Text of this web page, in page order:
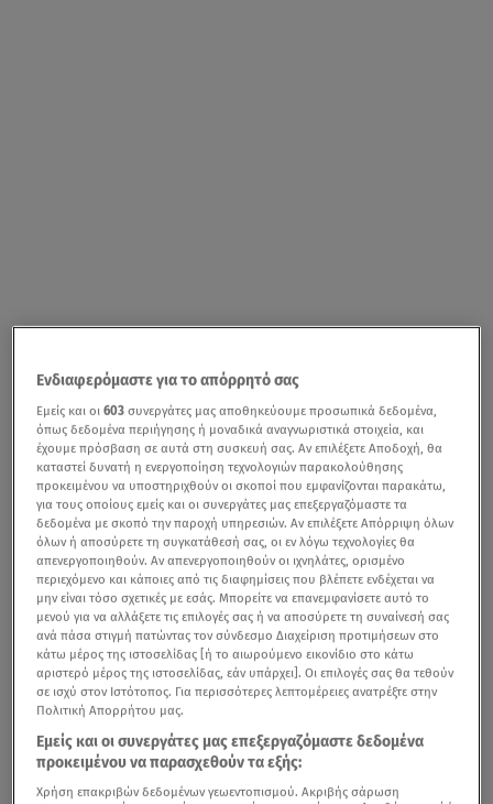
Ενδιαφερόμαστε για το απόρρητό σας
Εμείς και οι603 συνεργάτες μας αποθηκεύουμε προσωπικά δεδομένα,
όπως δεδομένα περιήγησης ή μοναδικά αναγνωριστικά στοιχεία, και
έχουμε πρόσβαση σε αυτά στη συσκευή σας. Αν επιλέξετε Αποδοχή, θα
καταστεί δυνατή η ενεργοποίηση τεχνολογιών παρακολούθησης
προκειμένου να υποστηριχθούν οι σκοποί που εμφανίζονται παρακάτω,
για τους οποίους εμείς και οι συνεργάτες μας επεξεργαζόμαστε τα
δεδομένα με σκοπό την παροχή υπηρεσιών. Αν επιλέξετε Απόρριψη όλων
όλων ή αποσύρετε τη συγκατάθεσή σας, οι εν λόγω τεχνολογίες θα
απενεργοποιηθούν. Αν απενεργοποιηθούν οι ιχνηλάτες, ορισμένο
περιεχόμενο και κάποιες από τις διαφημίσεις που βλέπετε ενδέχεται να
μην είναι τόσο σχετικές με εσάς. Μπορείτε να επανεμφανίσετε αυτό το
μενού για να αλλάξετε τις επιλογές σας ή να αποσύρετε τη συναίνεσή σας
ανά πάσα στιγμή πατώντας τον σύνδεσμο Διαχείριση προτιμήσεων στο
κάτω μέρος της ιστοσελίδας [ή το αιωρούμενο εικονίδιο στο κάτω
αριστερό μέρος της ιστοσελίδας, εάν υπάρχει]. Οι επιλογές σας θα τεθούν
σε ισχύ στον Ιστότοπος. Για περισσότερες λεπτομέρειες ανατρέξτε στην
Πολιτική Απορρήτου μας.
Εμείς και οι συνεργάτες μας επεξεργαζόμαστε δεδομένα
προκειμένου να παρασχεθούν τα εξής:
Χρήση επακριβών δεδομένων γεωεντοπισμού. Ακριβής σάρωση